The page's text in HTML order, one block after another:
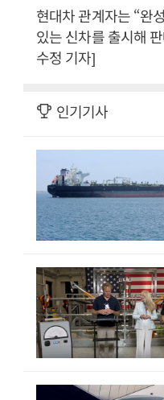
현대차 관계자는 “완
있는 신차를 출시해
수정 기자]
인기기사